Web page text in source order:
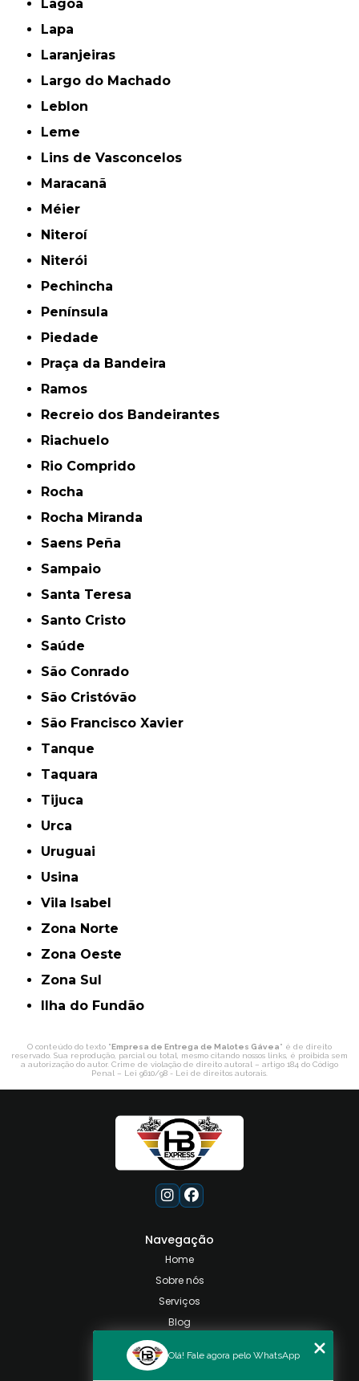
Lagoa
Lapa
Laranjeiras
Largo do Machado
Leblon
Leme
Lins de Vasconcelos
Maracanã
Méier
Niteroí
Niterói
Pechincha
Península
Piedade
Praça da Bandeira
Ramos
Recreio dos Bandeirantes
Riachuelo
Rio Comprido
Rocha
Rocha Miranda
Saens Peña
Sampaio
Santa Teresa
Santo Cristo
Saúde
São Conrado
São Cristóvão
São Francisco Xavier
Tanque
Taquara
Tijuca
Urca
Uruguai
Usina
Vila Isabel
Zona Norte
Zona Oeste
Zona Sul
ilha do Fundão
O conteúdo do texto "Empresa de Entrega de Malotes Gávea" é de direito
reservado. Sua reprodução, parcial ou total, mesmo citando nossos links, é proibida sem
a autorização do autor. Crime de violação de direito autoral – artigo 184 do Código
Penal – Lei 9610/98 - Lei de direitos autorais
Navegação
Home
Sobre nós
Serviços
Blog
Categorias
Olá! Fale agora pelo WhatsApp